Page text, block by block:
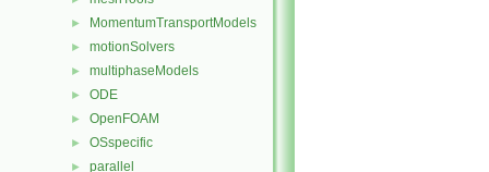
► MomentumTransportModels
► motionSolvers
► multiphaseModels
► ODE
► OpenFOAM
► OSspecific
► parallel